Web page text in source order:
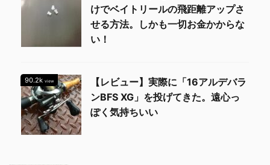
けでベイトリールの飛距離アップさ
せる方法。しかも一切お金かからな
い！
90.2k view
【レビュー】実際に「16アルデバラ
ンBFS XG」を投げてきた。遠心っ
ぽく気持ちいい